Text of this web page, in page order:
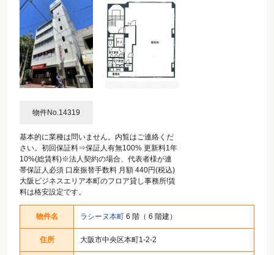
物件No.14319
基本的に業種は問いません。内覧はご連絡くだ
さい。初回保証料⇒保証人有無100% 更新料1年
10%(総賃料)※法人契約の場合、代表者様が連
帯保証人必須 口座振替手数料 月額 440円(税込)
大阪ビジネスエリア本町のフロア貸し事務所!賃
料は格安設定です。
物件名 ラシーヌ本町 6 階（ 6 階建）
住所 大阪市中央区本町1-2-2